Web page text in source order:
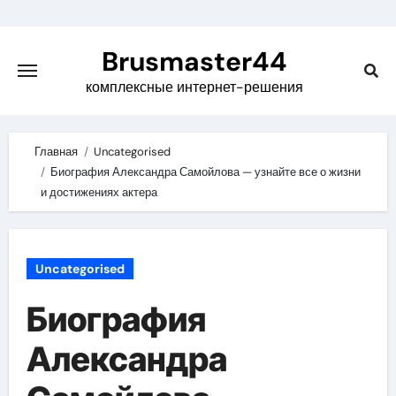
content
Brusmaster44
комплексные интернет-решения
Главная
Uncategorised
Биография Александра Самойлова — узнайте все о жизни
и достижениях актера
Uncategorised
Биография
Александра